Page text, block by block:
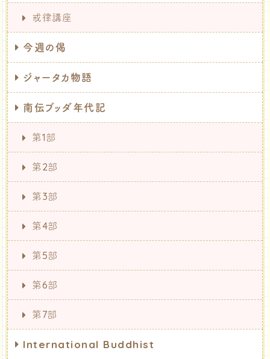
戒律講座
今週の偈
ジャータカ物語
南伝ブッダ年代記
第1部
第2部
第3部
第4部
第5部
第6部
第7部
International Buddhist